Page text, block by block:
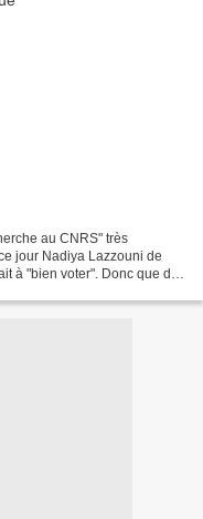
au CNRS" très
jour Nadiya Lazzouni de
à "bien voter". Donc que doit